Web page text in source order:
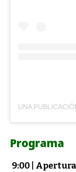
Programa
9:00 | Apertura